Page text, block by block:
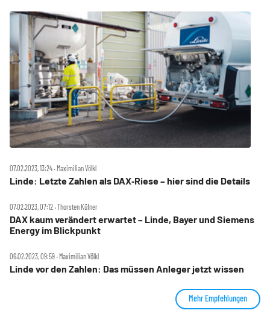
07.02.2023, 13:24 ‧ Maximilian Völkl
Linde: Letzte Zahlen als DAX‑Riese – hier sind die Details
07.02.2023, 07:12 ‧ Thorsten Küfner
DAX kaum verändert erwartet – Linde, Bayer und Siemens
Energy im Blickpunkt
06.02.2023, 09:59 ‧ Maximilian Völkl
Linde vor den Zahlen: Das müssen Anleger jetzt wissen
Mehr Empfehlungen